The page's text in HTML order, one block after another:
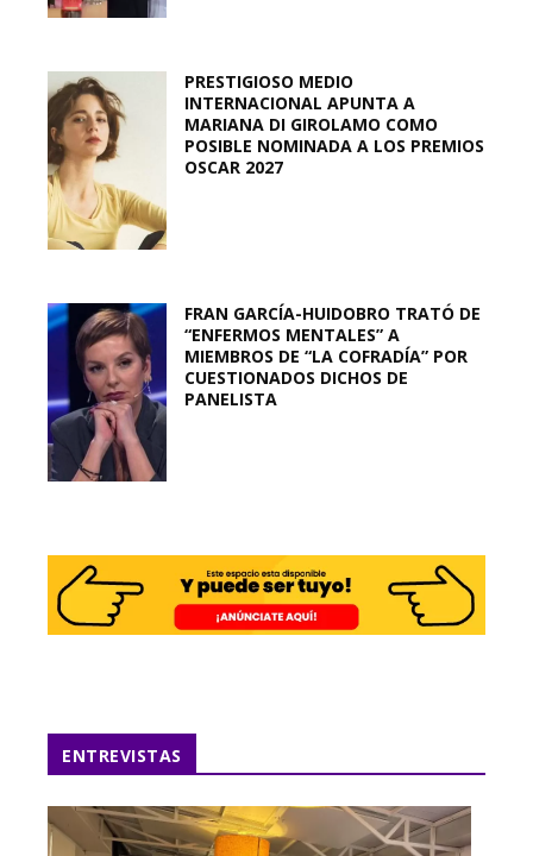
PRESTIGIOSO MEDIO
INTERNACIONAL APUNTA A
MARIANA DI GIROLAMO COMO
POSIBLE NOMINADA A LOS PREMIOS
OSCAR 2027
FRAN GARCÍA-HUIDOBRO TRATÓ DE
“ENFERMOS MENTALES” A
MIEMBROS DE “LA COFRADÍA” POR
CUESTIONADOS DICHOS DE
PANELISTA
ENTREVISTAS